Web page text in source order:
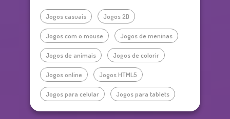
Jogos casuais Jogos 2D
Jogos com o mouse Jogos de meninas
Jogos de animais Jogos de colorir
Jogos online Jogos HTML5
Jogos para celular Jogos para tablets